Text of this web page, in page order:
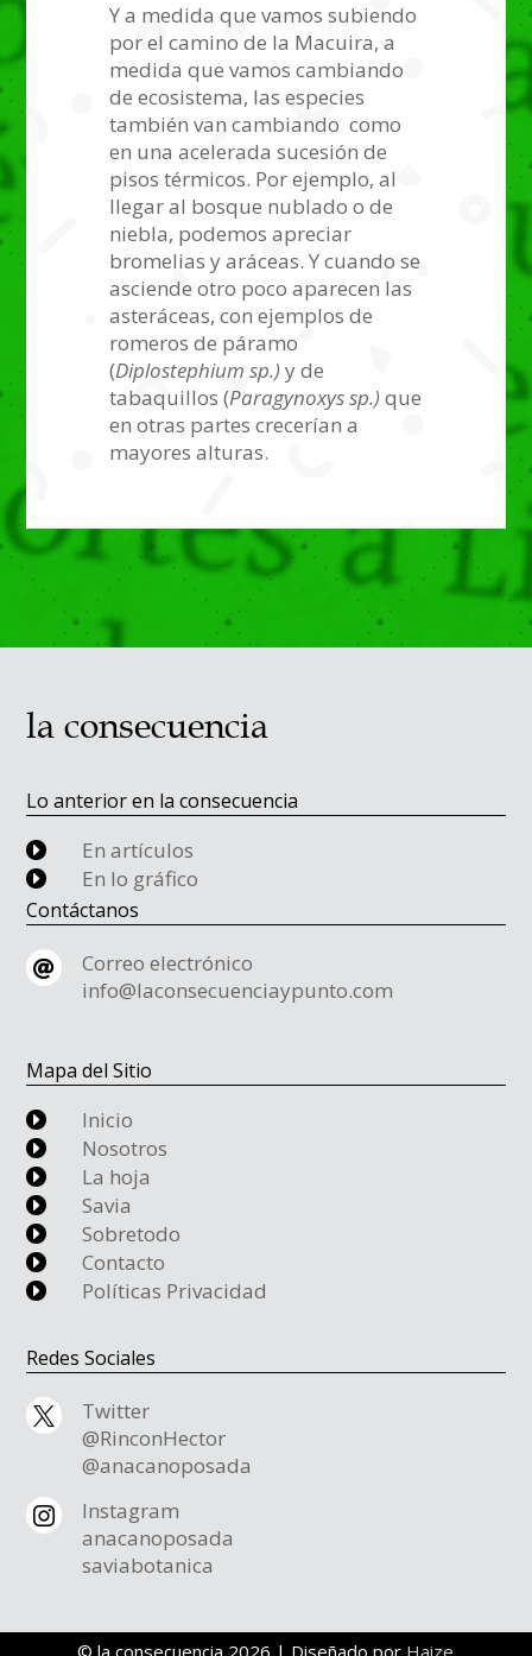
Y a medida que vamos subiendo
por el camino de la Macuira, a
medida que vamos cambiando
de ecosistema, las especies
también van cambiando como
en una acelerada sucesión de
pisos térmicos. Por ejemplo, al
llegar al bosque nublado o de
niebla, podemos apreciar
bromelias y aráceas. Y cuando se
asciende otro poco aparecen las
asteráceas, con ejemplos de
romeros de páramo
(Diplostephium sp.) y de
tabaquillos (Paragynoxys sp.) que
en otras partes crecerían a
mayores alturas.
la consecuencia
Lo anterior en la consecuencia
E En artículos
E En lo gráfico
Contáctanos

Correo electrónico
info@laconsecuenciaypunto.com
Mapa del Sitio
E Inicio
E Nosotros
E La hoja
E Savia
E Sobretodo
E Contacto
E Políticas Privacidad
Redes Sociales

Twitter
@RinconHector
@anacanoposada

Instagram
anacanoposada
saviabotanica
© la consecuencia 2026 | Diseñado por Haize